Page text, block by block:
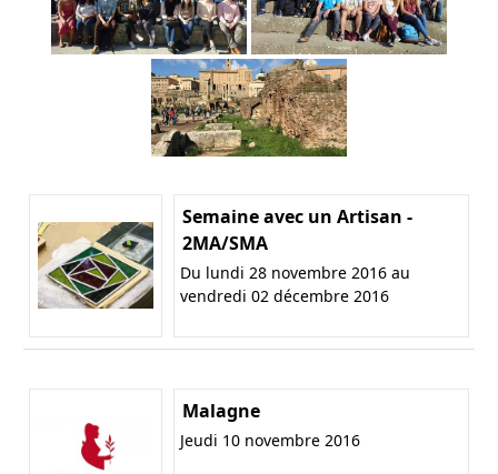
Semaine avec un Artisan -
2MA/SMA
Du lundi 28 novembre 2016 au
vendredi 02 décembre 2016
Malagne
Jeudi 10 novembre 2016